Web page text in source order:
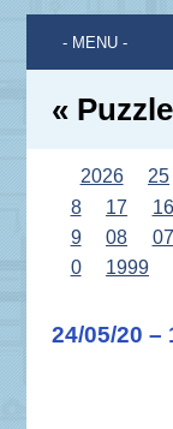
«
2026 25
8
17 16
9
08 07
0
1999
24/05/20 –